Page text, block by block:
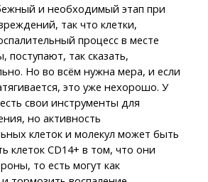
и необходимый этап при
так что клетки,
процесс в месте
так сказать,
Но во всём нужна мера, и если
это уже нехорошо. У
свои инструменты для
но активность
клеток и молекул может быть
клеток CD14+ в том, что они
то есть могут как